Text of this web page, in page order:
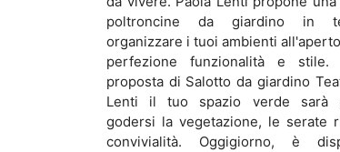
poltroncine da giardino in
organizzare i tuoi ambienti
perfezione funzionalità e stile.
proposta di Salotto da giardino
Lenti il tuo spazio verde sarà
godersi la vegetazione, le serate
convivialità. Oggigiorno, è